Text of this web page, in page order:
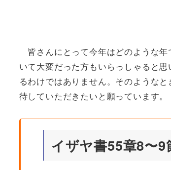
皆さんにとって今年はどのような
いて大変だった方もいらっしゃると
るわけではありません。そのような
待していただきたいと願っています。
イザヤ書55章8〜9